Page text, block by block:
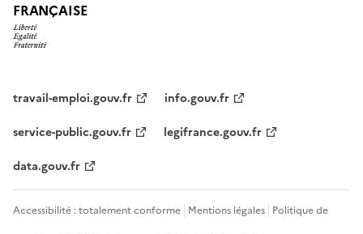
FRANÇAISE
travail-emploi.gouv.fr
info.gouv.fr
service-public.gouv.fr
legifrance.gouv.fr
data.gouv.fr
Accessibilité : totalement conforme Mentions légales Politique de